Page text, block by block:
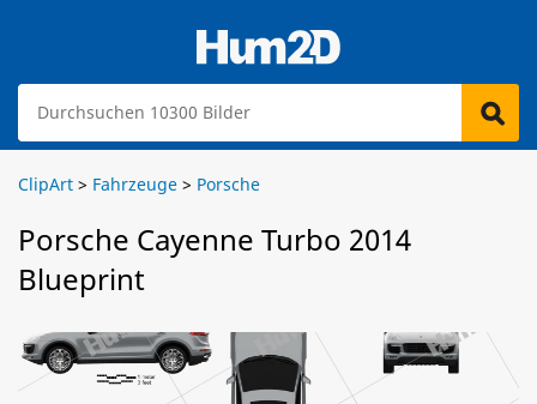
ClipArt > Fahrzeuge > Porsche
Porsche Cayenne Turbo 2014
Blueprint